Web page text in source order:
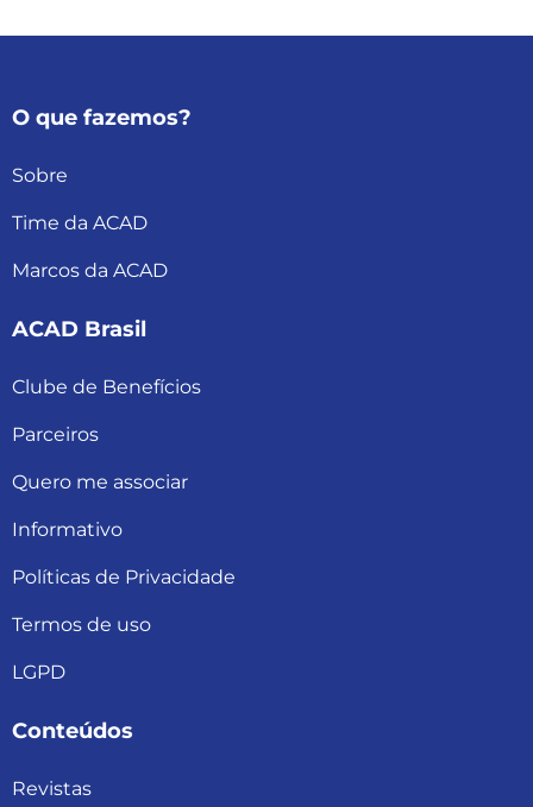
O que fazemos?
Sobre
Time da ACAD
Marcos da ACAD
ACAD Brasil
Clube de Benefícios
Parceiros
Quero me associar
Informativo
Políticas de Privacidade
Termos de uso
LGPD
Conteúdos
Revistas